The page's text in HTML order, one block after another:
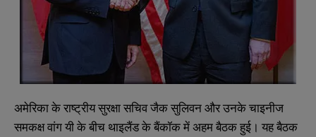
अमेरिका के राष्ट्रीय सुरक्षा सचिव जैक सुलिवन और उनके चाइनीज
समकक्ष वांग यी के बीच थाइलैंड के बैंकॉक में अहम बैठक हुई। यह बैठक